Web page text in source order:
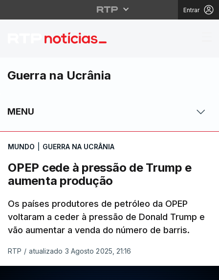
Entrar
OPEP cede à
Guerra na Ucrânia
MENU
MUNDO GUERRA NA UCRÂNIA
OPEP cede à pressão de Trump e
aumenta produção
Os países produtores de petróleo da OPEP
voltaram a ceder à pressão de Donald Trump e
vão aumentar a venda do número de barris.
RTP / atualizado 3 Agosto 2025, 21:16